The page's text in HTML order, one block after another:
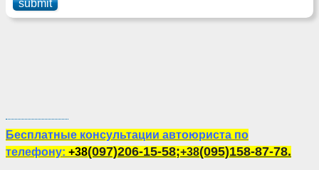
Бесплатные консультации автоюриста по
телефону: +38(097)206-15-58;+38(095)158-87-78.